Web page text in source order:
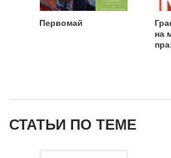
Первомай
на
СТАТЬИ ПО ТЕМЕ